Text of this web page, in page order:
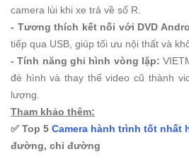
camera lùi khi xe trả về số R.
- Tương thích kết nối với DVD
tiếp qua USB, giúp tối ưu nội thất và
- Tính năng ghi hình vòng lặp:
đè hình và thay thế video cũ thành
lượng.
Tham khảo thêm:
✅ Top 5 Camera hành trình tốt nhất
đường, chỉ đường